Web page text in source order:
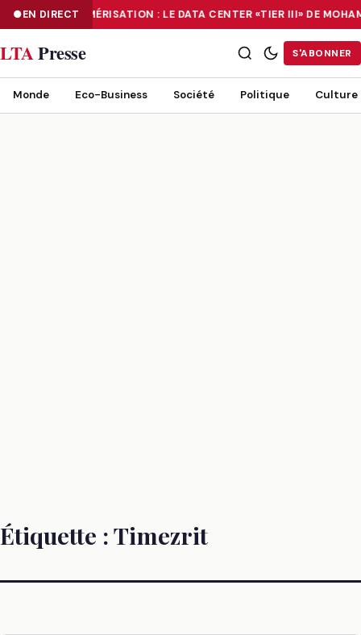
EN DIRECTNUMÉRISATION : LE DATA CENTER «TIER III» DE
NUMÉRISATION : LE DATA CENTER «TIER III» DE MOHAMMADIA, UN
LTAPresse S'ABONNER
Monde Eco-Business Société Politique Culture
Étiquette :Timezrit